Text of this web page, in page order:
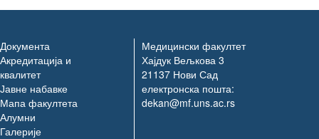
Документа
Акредитација и
квалитет
Јавне набавке
Мапа факултета
Алумни
Галерије
Медицински факултет
Хајдук Вељкова 3
21137 Нови Сад
електронска пошта:
dekan@mf.uns.ac.rs